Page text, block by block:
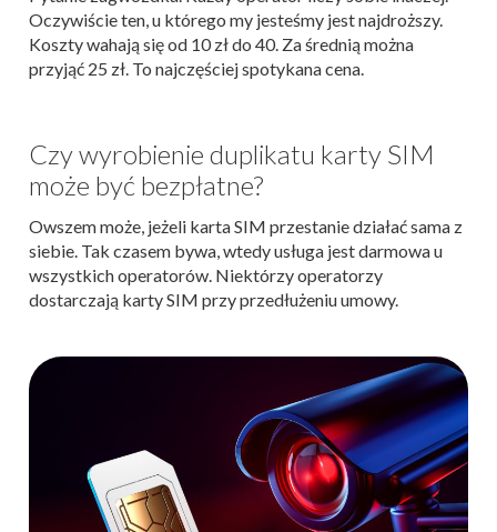
Oczywiście ten, u którego my jesteśmy jest najdroższy.
Koszty wahają się od 10 zł do 40. Za średnią można
przyjąć 25 zł. To najczęściej spotykana cena.
Czy wyrobienie duplikatu karty SIM
może być bezpłatne?
Owszem może, jeżeli karta SIM przestanie działać sama z
siebie. Tak czasem bywa, wtedy usługa jest darmowa u
wszystkich operatorów. Niektórzy operatorzy
dostarczają karty SIM przy przedłużeniu umowy.